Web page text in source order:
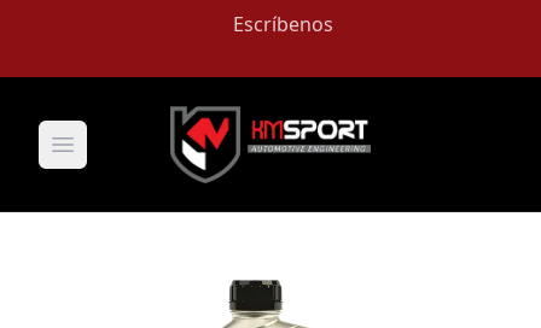
Escríbenos
Open main menu